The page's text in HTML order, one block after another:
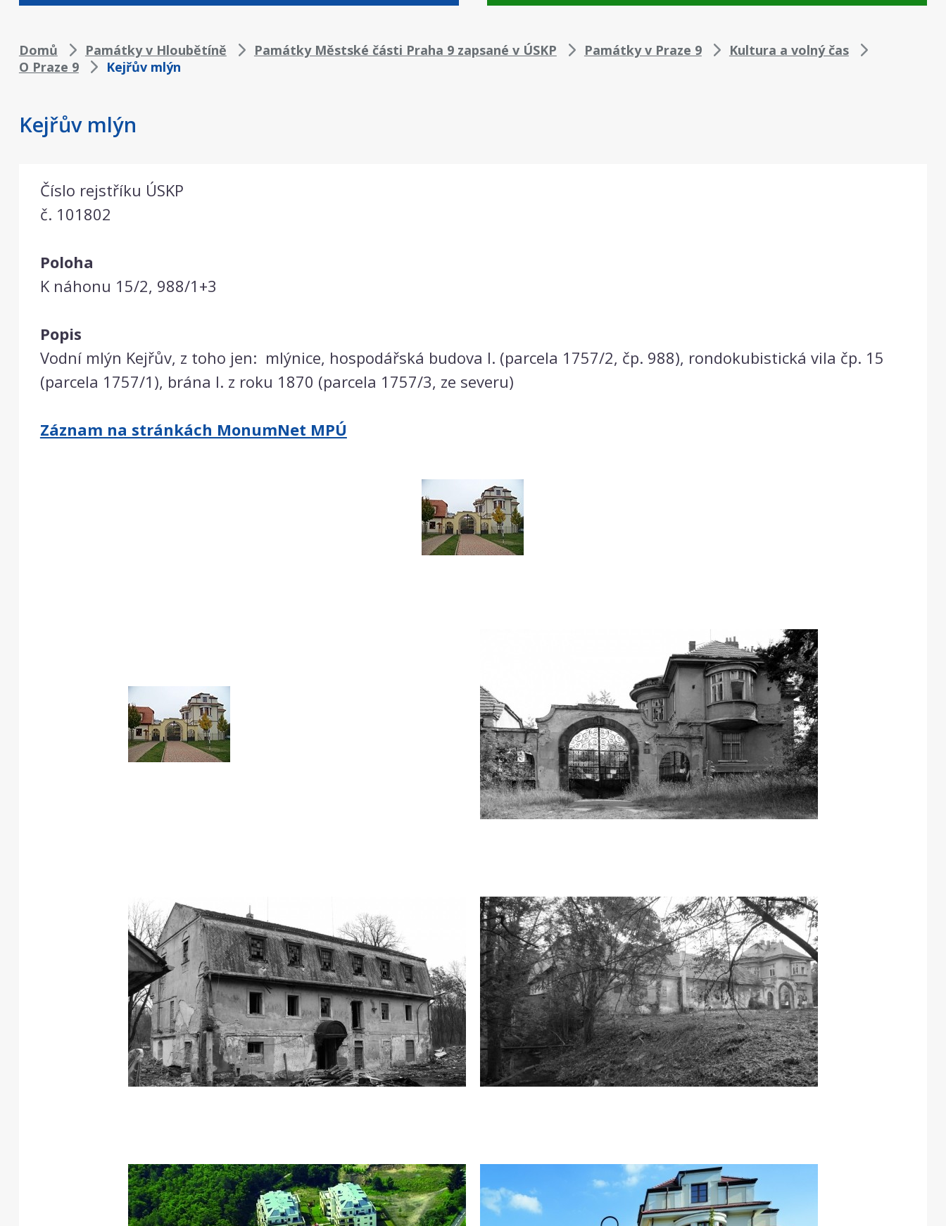
Drobečková
navigace
Domů Památky v Hloubětíně Památky Městské části Praha 9 zapsané v ÚSKP Památky v Praze 9
Kultura a volný čas
O Praze 9
Kejřův mlýn
Kejřův mlýn
Číslo rejstříku ÚSKP
č. 101802
Poloha
K náhonu 15/2, 988/1+3
Popis
Vodní mlýn Kejřův, z toho jen: mlýnice, hospodářská budova I. (parcela 1757/2, čp. 988), rondokubistická vila čp. 15
(parcela 1757/1), brána I. z roku 1870 (parcela 1757/3, ze severu)
Záznam na stránkách MonumNet MPÚ